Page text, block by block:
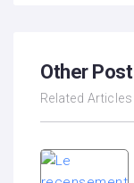
Other
Related Articles